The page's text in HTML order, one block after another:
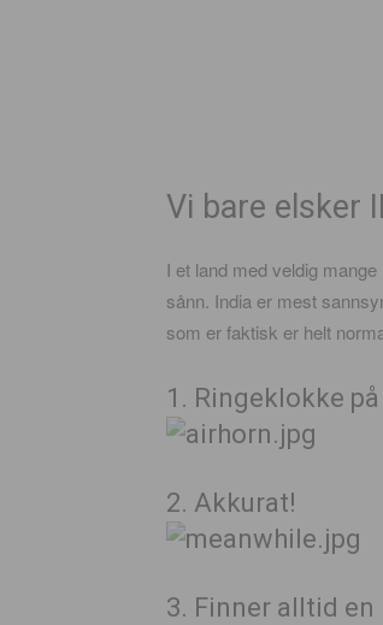
Vi bare elsker
I et land med veldig
sånn. India er mest
som er faktisk er helt
1. Ringeklokke
2. Akkurat!
3. Finner alltid en